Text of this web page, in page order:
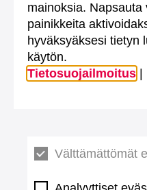
mainoksia. Napsauta
painikkeita
hyväksyäksesi tietyn
käytön.
Tietosuojailmoitus
Välttämättömät